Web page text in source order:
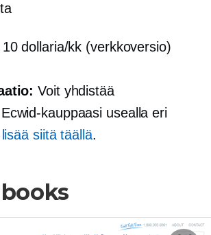
dollaria/kk (verkkoversio)
Voit yhdistää
kauppaasi usealla eri
lisää siitä täällä.